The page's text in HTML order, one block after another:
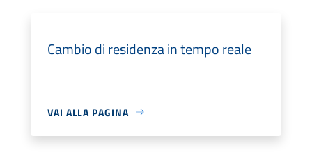
Cambio di residenza in tempo reale
VAI ALLA PAGINA